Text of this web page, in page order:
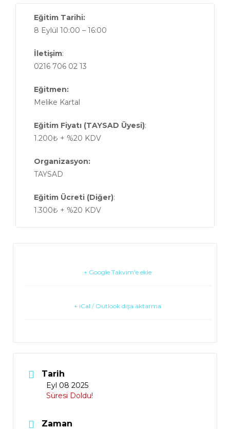
Eğitim Tarihi:
8 Eylül 10:00 – 16:00
İletişim:
0216 706 02 13
Eğitmen:
Melike Kartal
Eğitim Fiyatı (TAYSAD Üyesi):
1.200₺ + %20 KDV
Organizasyon:
TAYSAD
Eğitim Ücreti (Diğer):
1.300₺ + %20 KDV
+ Google Takvim'e ekle
+ iCal / Outlook dışa aktarma
Tarih
Eyl 08 2025
Süresi Doldu!
Zaman